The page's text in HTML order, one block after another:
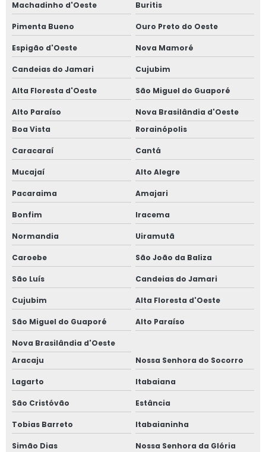
Machadinho d'Oeste Buritis
Pimenta Bueno Ouro Preto do Oeste
Espigão d'Oeste Nova Mamoré
Candeias do Jamari Cujubim
Alta Floresta d'Oeste São Miguel do Guaporé
Alto Paraíso
Nova Brasilândia d'Oeste
Boa Vista
Rorainópolis
Caracaraí Cantá
Mucajaí Alto Alegre
Pacaraima Amajari
Bonfim Iracema
Normandia Uiramutã
Caroebe São João da Baliza
São Luís Candeias do Jamari
Cujubim Alta Floresta d'Oeste
São Miguel do Guaporé Alto Paraíso
Nova Brasilândia d'Oeste
Aracaju
Nossa Senhora do Socorro
Lagarto Itabaiana
São Cristóvão Estância
Tobias Barreto Itabaianinha
Simão Dias Nossa Senhora da Glória